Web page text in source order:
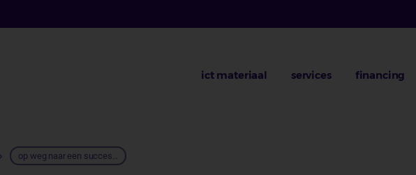
ict materiaal services financing
op weg naar een succes...